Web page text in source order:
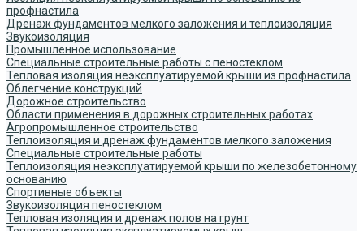
профнастила
Дренаж фундаментов мелкого заложения и теплоизоляция
Звукоизоляция
Промышленное использование
Специальные строительные работы с пеностеклом
Тепловая изоляция неэксплуатируемой крыши из профнастила
Облегчение конструкций
Дорожное строительство
Области применения в дорожных строительных работах
Агропромышленное строительство
Теплоизоляция и дренаж фундаментов мелкого заложения
Специальные строительные работы
Теплоизоляция неэксплуатируемой крыши по железобетонному
основанию
Спортивные объекты
Звукоизоляция пеностеклом
Тепловая изоляция и дренаж полов на грунт